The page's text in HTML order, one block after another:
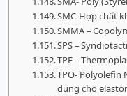
SMC-Hợp chất
SMMA –
SPS –
TPE –
TPO-
dụng cho